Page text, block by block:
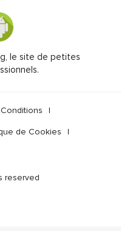
le site de petites
|
de Cookies |
reserved